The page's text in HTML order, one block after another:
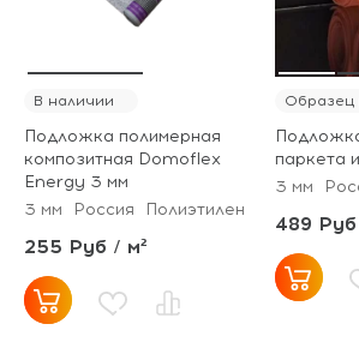
В наличии
Подложка полимерная
композитная Domoflex
Energy 3 мм
3 мм
Россия Полиэтилен
255 Руб / м²
Образец
паркета
3 мм
489 Руб